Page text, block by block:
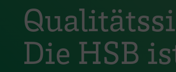
Die HSB